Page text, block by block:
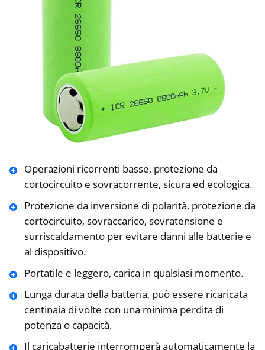
Operazioni ricorrenti basse, protezione da
cortocircuito e sovracorrente, sicura ed ecologica.
Protezione da inversione di polarità, protezione da
cortocircuito, sovraccarico, sovratensione e
surriscaldamento per evitare danni alle batterie e
al dispositivo.
Portatile e leggero, carica in qualsiasi momento.
Lunga durata della batteria, può essere ricaricata
centinaia di volte con una minima perdita di
potenza o capacità.
Il caricabatterie interromperà automaticamente la